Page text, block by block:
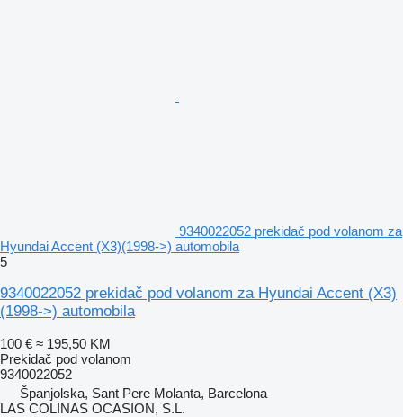
9340022052 prekidač pod volanom za
Hyundai Accent (X3)(1998->) automobila
5
9340022052 prekidač pod volanom za Hyundai Accent (X3)
(1998->) automobila
100 € ≈ 195,50 KM
Prekidač pod volanom
9340022052
Španjolska, Sant Pere Molanta, Barcelona
LAS COLINAS OCASION, S.L.